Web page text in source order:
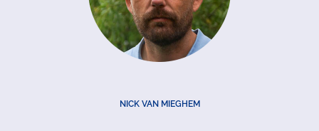
NICK VAN MIEGHEM